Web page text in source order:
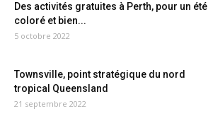
Des activités gratuites à Perth, pour un été
coloré et bien...
5 octobre 2022
Townsville, point stratégique du nord
tropical Queensland
21 septembre 2022